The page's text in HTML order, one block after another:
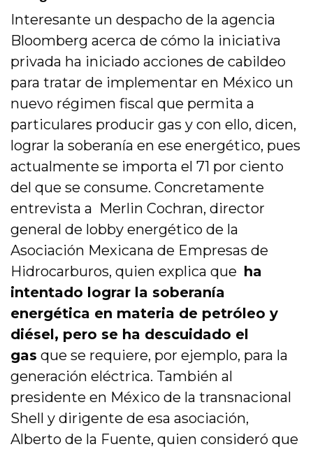
Interesante un despacho de la agencia
Bloomberg acerca de cómo la iniciativa
privada ha iniciado acciones de cabildeo
para tratar de implementar en México un
nuevo régimen fiscal que permita a
particulares producir gas y con ello, dicen,
lograr la soberanía en ese energético, pues
actualmente se importa el 71 por ciento
del que se consume. Concretamente
entrevista a Merlin Cochran, director
general de lobby energético de la
Asociación Mexicana de Empresas de
Hidrocarburos, quien explica que ha
intentado lograr la soberanía
energética en materia de petróleo y
diésel, pero se ha descuidado el
gas que se requiere, por ejemplo, para la
generación eléctrica. También al
presidente en México de la transnacional
Shell y dirigente de esa asociación,
Alberto de la Fuente, quien consideró que